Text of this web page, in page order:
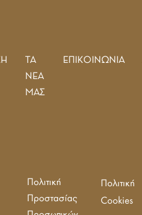
ΤΑ
ΝΕΑ
ΜΑΣ
ΕΠΙΚΟΙΝΩΝΙΑ
Πολιτική
Προστασίας
Πολιτική
Cookies